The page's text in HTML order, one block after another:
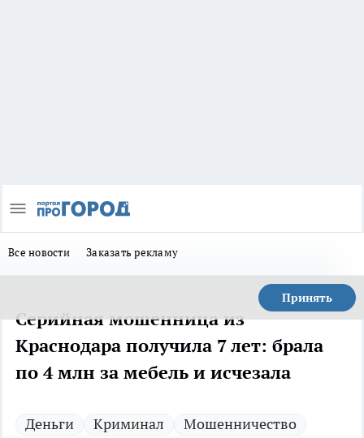
Все новости Заказать рекламу
Принять
Серийная мошенница из
Краснодара получила 7 лет: брала
по 4 млн за мебель и исчезала
Деньги Криминал
Мошенничество